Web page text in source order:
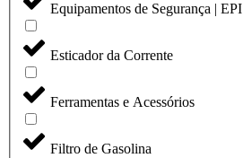
Equipamentos de Segurança | EPI
Esticador da Corrente
Ferramentas e Acessórios
Filtro de Gasolina